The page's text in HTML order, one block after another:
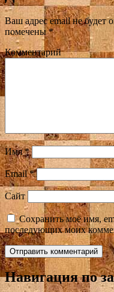
Ваш адрес email не будет
помечены*
Комментарий
Имя*
Email*
Сайт
Сохранить моё имя,
последующих моих
Навигация по